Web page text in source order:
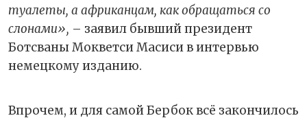
туалеты, а африканцам, как обращаться со
слонами», – заявил бывший президент
Ботсваны Мокветси Масиси в интервью
немецкому изданию.
Впрочем, и для самой Бербок всё закончилось